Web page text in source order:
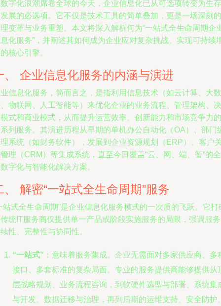
字化浪潮席卷全球的今天，企业信息化已从可选项转变为生存
展的必选项。它不仅是技术工具的简单叠加，更是一场深刻的
变革与业务重塑。本文将深入解析何为“一站式全生命周期企
化服务”，并阐述其如何成为企业应对复杂挑战、实现可持续
核心引擎。
、 企业信息化服务的内涵与演进
信息化服务，简而言之，是指利用信息技术（如云计算、大数
物联网、人工智能等）来优化企业的业务流程、管理架构、决
式和商业模式，从而提升运营效率、创新能力和市场竞争力的
列服务。其演进历程从早期的单机办公自动化（OA）、部门
系统（如财务软件），发展到企业资源规划（ERP）、客户
理（CRM）等集成系统，直至今日覆盖“云、网、端、智”的全
字化与智能化解决方案。
、 解密“一站式全生命周期”服务
站式全生命周期”是企业信息化服务模式的一次质的飞跃。它打
统IT服务商仅提供单一产品或阶段实施服务的局限，强调服
性、完整性与协同性。
“一站式” ：意味着服务集成。企业无需面对多家供应商、多
接口、多套标准的复杂局面。专业的服务提供商能够提供从
层战略规划、业务流程咨询，到软硬件选型与部署、系统集
与开发、数据迁移与治理，再到后期的运维支持、安全防护